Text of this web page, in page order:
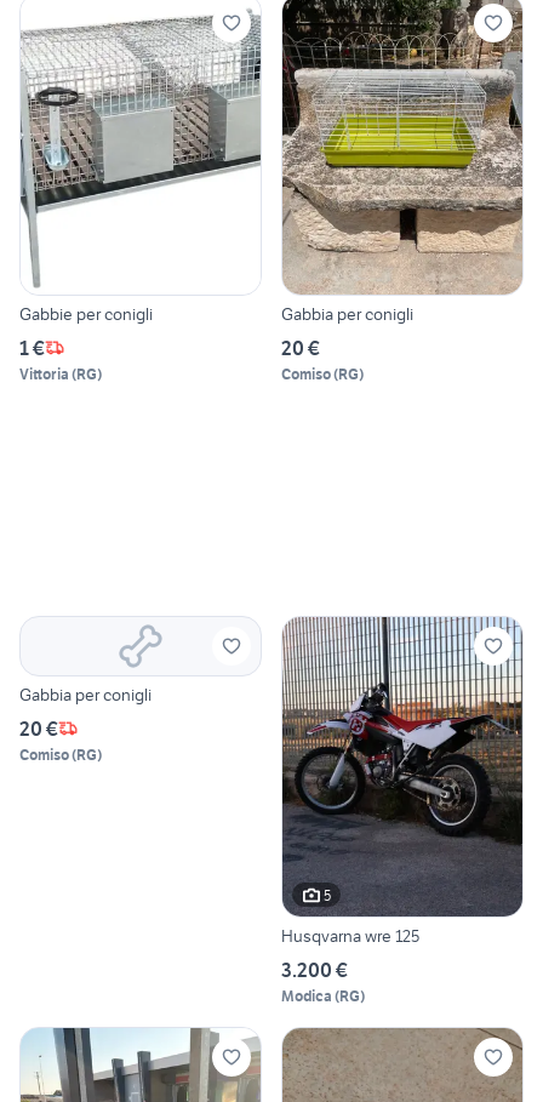
Gabbie per conigli
1 €
Vittoria (RG)
Gabbia per conigli
20 €
Comiso(RG)
Gabbia per conigli
20 €
Comiso(RG)
5
Husqvarna wre 125
3.200 €
Modica (RG)